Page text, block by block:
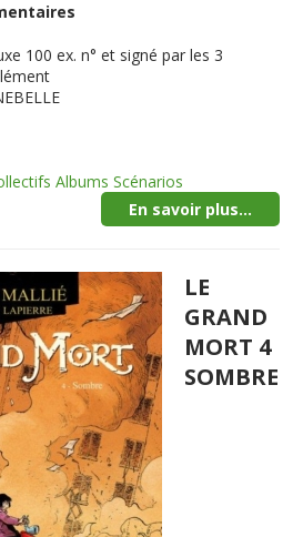
100 ex. n° et signé par les 3
Albums Scénarios
En savoir plus...
LE
GRAND
MORT 4
SOMBRE